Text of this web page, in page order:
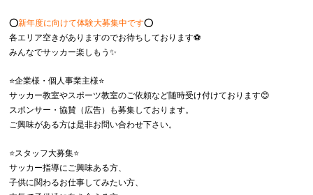
⭕️新年度に向けて体験大募集中です⭕️
各エリア空きがありますのでお待ちしております⚽️
みんなでサッカー楽しもう✨
⭐️企業様・個人事業主様⭐️
サッカー教室やスポーツ教室のご依頼など随時受け付けております😊
スポンサー・協賛（広告）も募集しております。
ご興味がある方は是非お問い合わせ下さい。
⭐️スタッフ大募集⭐️
サッカー指導にご興味ある方、
子供に関わるお仕事してみたい方、